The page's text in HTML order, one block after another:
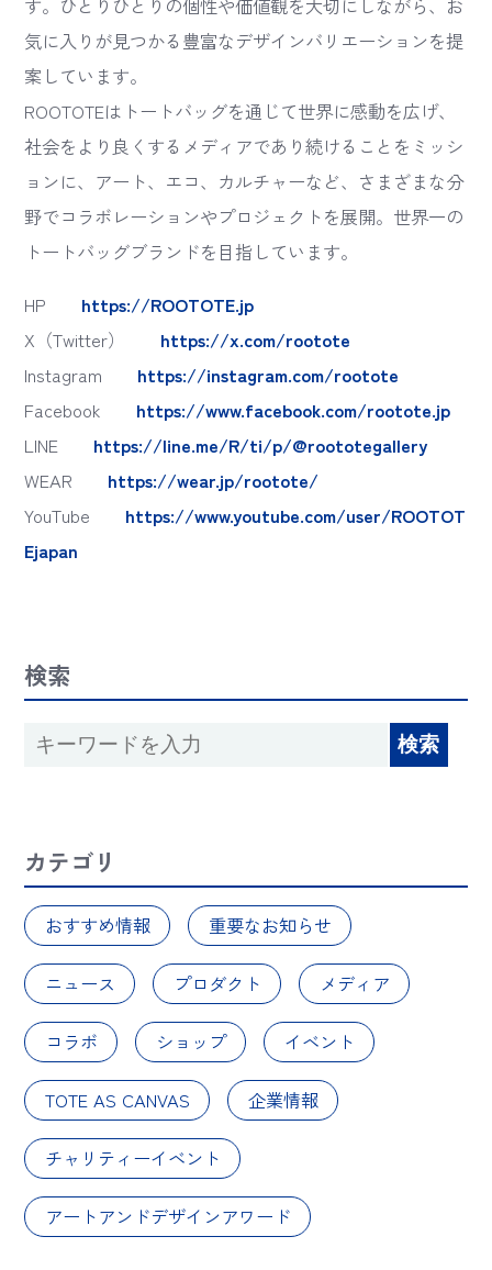
気に入りが見つかる豊富なデザインバリエーションを提
案しています。
ROOTOTEはトートバッグを通じて世界に感動を広げ、
社会をより良くするメディアであり続けることをミッシ
ョンに、アート、エコ、カルチャーなど、さまざまな分
野でコラボレーションやプロジェクトを展開。世界一の
トートバッグブランドを目指しています。
HP https://ROOTOTE.jp
X（Twitter） https://x.com/rootote
Instagram https://instagram.com/rootote
Facebook https://www.facebook.com/rootote.jp
LINE https://line.me/R/ti/p/@roototegallery
WEAR https://wear.jp/rootote/
YouTube https://www.youtube.com/user/ROOTOT
Ejapan
検索
カテゴリ
おすすめ情報 重要なお知らせ
ニュース プロダクト メディア
コラボ ショップ イベント
TOTE AS CANVAS 企業情報
チャリティーイベント
アートアンドデザインアワード